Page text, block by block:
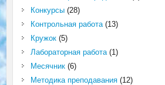
Конкурсы(28)
Контрольная работа(13)
Кружок(5)
Лабораторная работа(1)
Месячник(6)
Методика преподавания(12)